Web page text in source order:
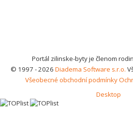
Portál zilinske-byty je členom
© 1997 - 2026 Diadema Software s.r.o.
Všeobecné obchodní podmínky
Desktop